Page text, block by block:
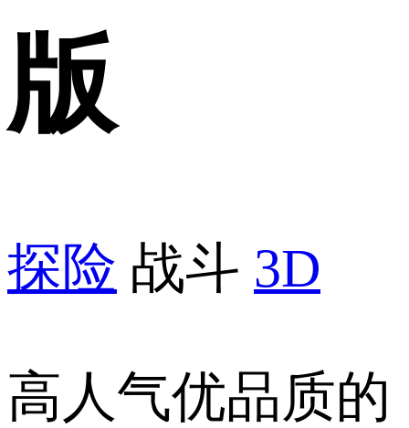
版
探险 战斗 3D
高人气优品质的